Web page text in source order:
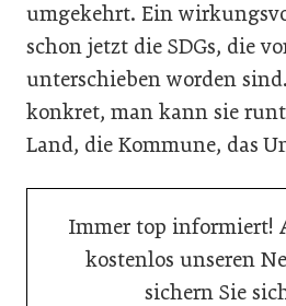
umgekehrt. Ein
schon jetzt die SDGs, die
unterschieben worden
konkret, man kann sie
Land, die Kommune, das
Immer top informiert!
kostenlos unseren
sichern Sie